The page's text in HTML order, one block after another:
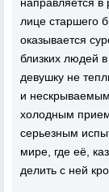
лице старшего
оказывается
близких людей
девушку не
и
холодным
серьезным
мире, где её,
делить с ней